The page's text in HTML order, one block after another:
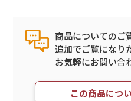
商品についてのご
追加でご覧になり
お気軽にお問い合
この商品につ